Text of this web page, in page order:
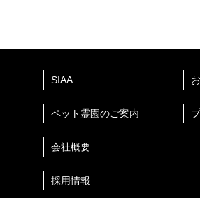
SIAA
ペット霊園のご案内
会社概要
採用情報